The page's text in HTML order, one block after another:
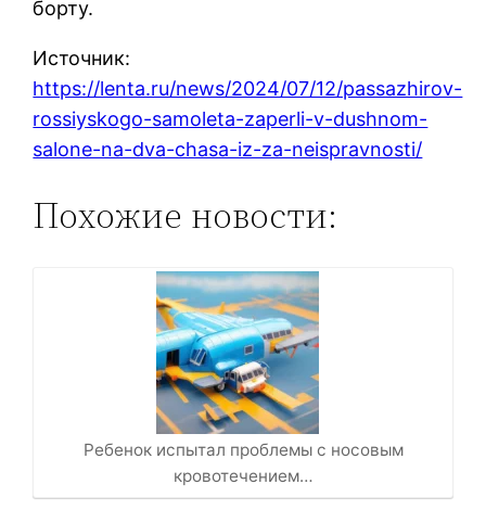
борту.
Источник:
https://lenta.ru/news/2024/07/12/passazhirov-
rossiyskogo-samoleta-zaperli-v-dushnom-
salone-na-dva-chasa-iz-za-neispravnosti/
Похожие новости:
Ребенок испытал проблемы с носовым
кровотечением…